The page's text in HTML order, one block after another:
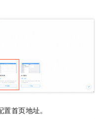
首页地址。